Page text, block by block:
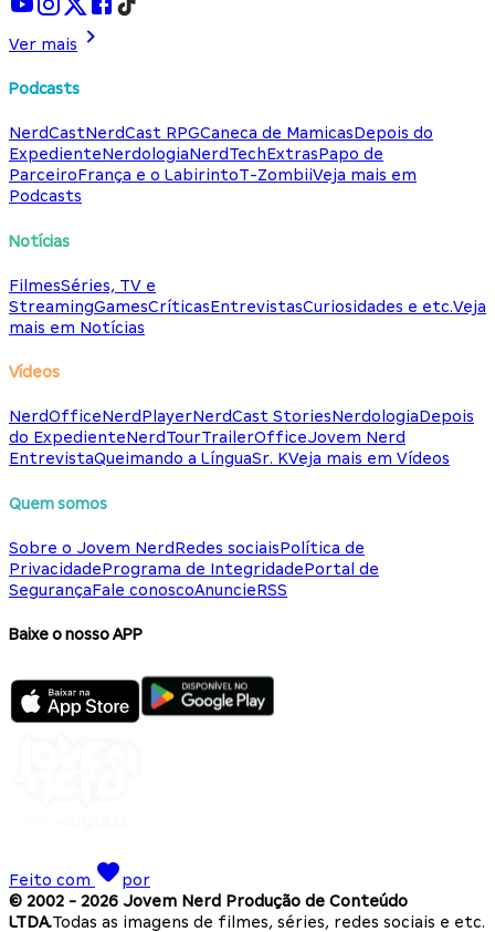
Ver mais
Podcasts
NerdCastNerdCast RPGCaneca de MamicasDepois do
ExpedienteNerdologiaNerdTechExtrasPapo de
ParceiroFrança e o LabirintoT-ZombiiVeja mais em
Podcasts
Notícias
FilmesSéries, TV e
StreamingGamesCríticasEntrevistasCuriosidades e etc.Veja
mais em Notícias
Vídeos
NerdOfficeNerdPlayerNerdCast StoriesNerdologiaDepois
do ExpedienteNerdTourTrailerOfficeJovem Nerd
EntrevistaQueimando a LínguaSr. KVeja mais em Vídeos
Quem somos
Sobre o Jovem NerdRedes sociaisPolítica de
PrivacidadePrograma de IntegridadePortal de
SegurançaFale conoscoAnuncieRSS
Baixe o nosso APP
Feito com
por
© 2002 - 2026 Jovem Nerd Produção de Conteúdo
LTDA.Todas as imagens de filmes, séries, redes sociais e etc.